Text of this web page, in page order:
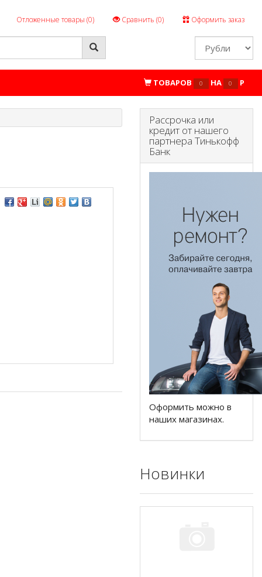
Отложенные товары (0) Сравнить (0) Оформить заказ
ТОВАРОВ 0 НА 0 P
Рассрочка или
кредит от нашего
партнера Тинькофф
Банк
Оформить можно в
наших магазинах.
Новинки